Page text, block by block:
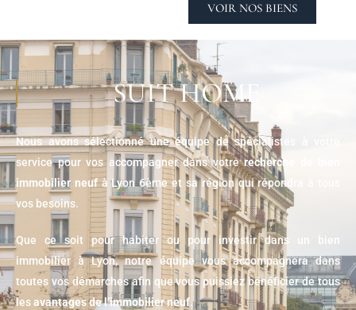
VOIR NOS BIENS
SUIT HOME
Nous avons sélectionné une équipe de spécialistes à votre
service pour vos accompagner dans votrerecherche de bien
immobilier neufà Lyon 6ème et sa région qui répondra à tous
vos besoins.
Que ce soit pour habiter ou pour investir dans un bien
immobilier à Lyon, notre équipe vous accompagnera dans
toutes vos démarches afin que vous puissiez bénéficier de tous
lesavantages de l’immobilier neuf.